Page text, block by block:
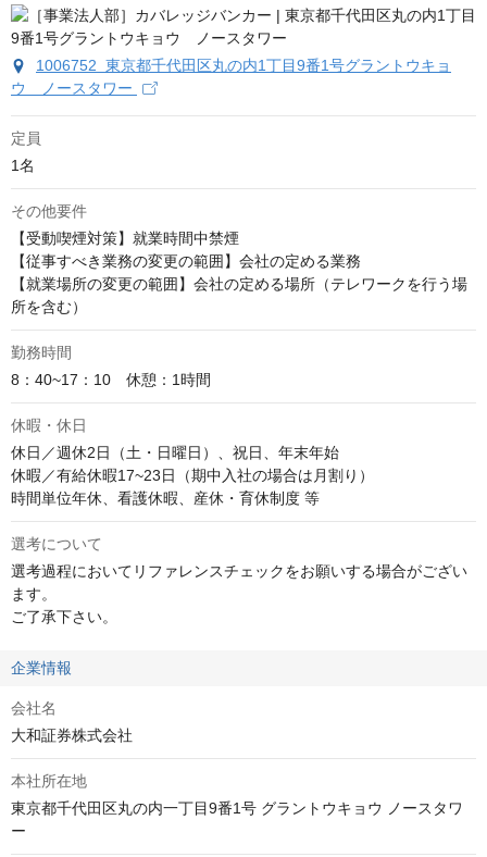
1006752 東京都千代田区丸の内1丁目9番1号グラントウキョ
ウ ノースタワー
定員
1名
その他要件
【受動喫煙対策】就業時間中禁煙
【従事すべき業務の変更の範囲】会社の定める業務
【就業場所の変更の範囲】会社の定める場所（テレワークを行う場
所を含む）
勤務時間
8：40~17：10　休憩：1時間
休暇・休日
休日／週休2日（土・日曜日）、祝日、年末年始
休暇／有給休暇17~23日（期中入社の場合は月割り）
時間単位年休、看護休暇、産休・育休制度 等
選考について
選考過程においてリファレンスチェックをお願いする場合がござい
ます。
ご了承下さい。
企業情報
会社名
大和証券株式会社
本社所在地
東京都千代田区丸の内一丁目9番1号 グラントウキョウ ノースタワ
ー